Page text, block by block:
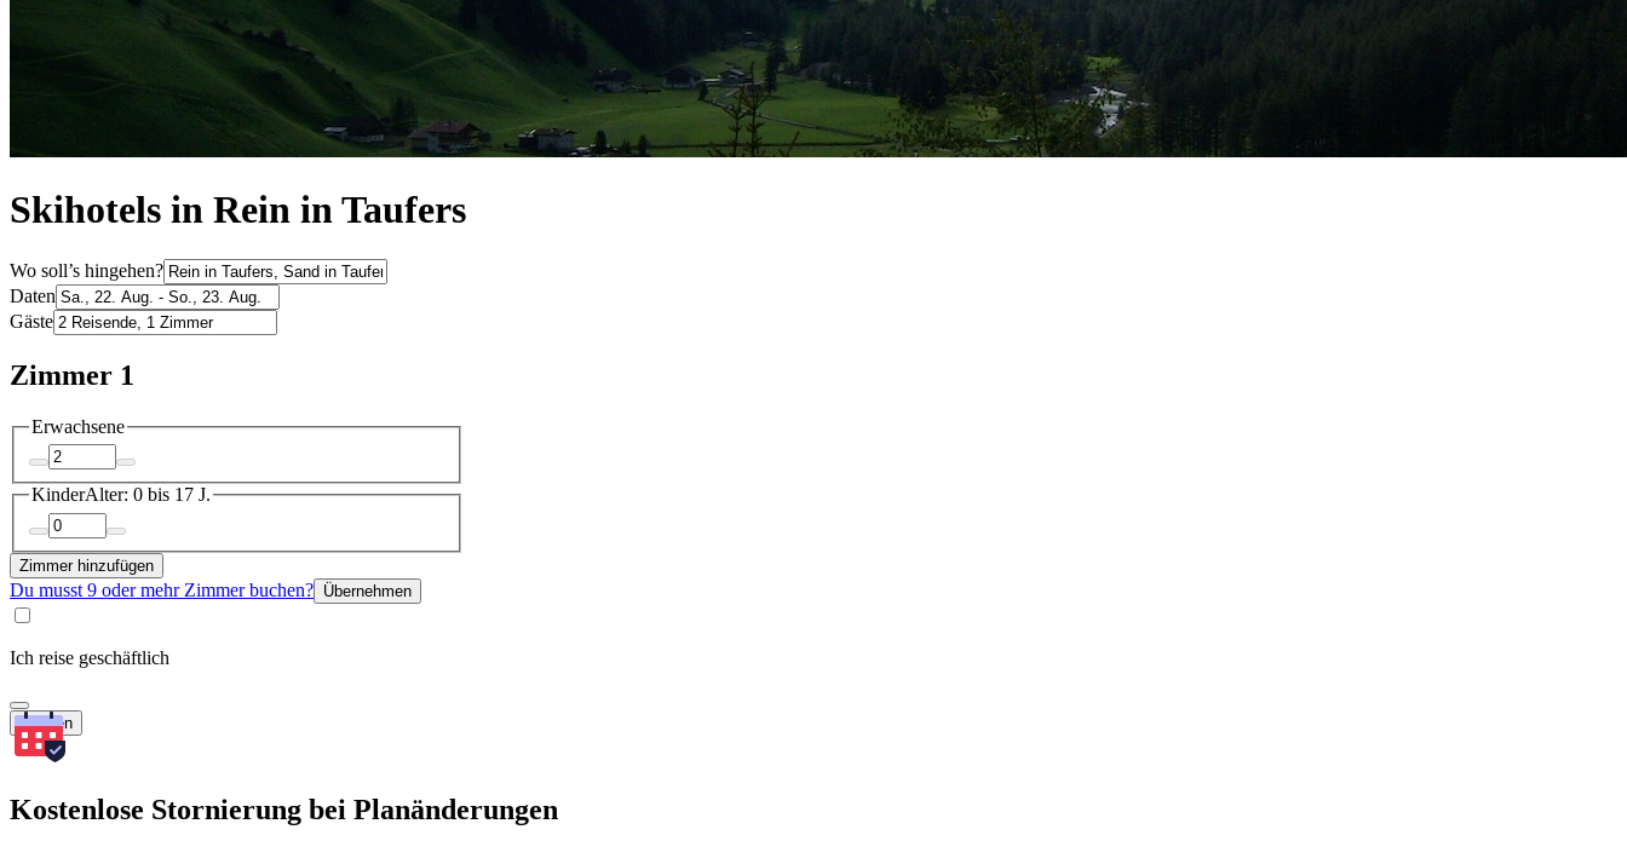
Skihotels in Rein in Taufers
Wo soll’s hingehen?
Daten
Gäste
Zimmer 1
Erwachsene
KinderAlter: 0 bis 17 J.
Zimmer hinzufügen
Du musst 9 oder mehr Zimmer buchen? Übernehmen
Ich reise geschäftlich
Suchen
Kostenlose Stornierung bei Planänderungen